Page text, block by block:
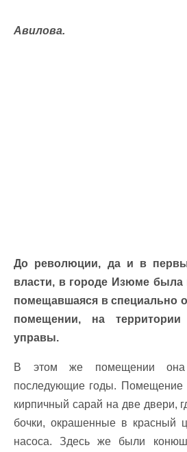
Авилова.
До революции, да и в
власти, в городе Изюме была
помещавшаяся в специально
помещении, на территории
управы.
В этом же помещении
последующие годы. Помещение
кирпичный сарай на две двери,
бочки, окрашенные в красный
насоса. Здесь же были